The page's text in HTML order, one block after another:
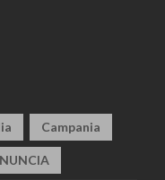
Campania